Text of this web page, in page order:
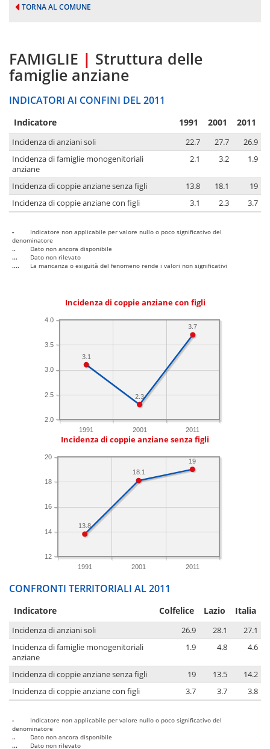
TORNA AL COMUNE
FAMIGLIE | Struttura delle
famiglie anziane
INDICATORI AI CONFINI DEL 2011
Indicatore 1991 2001 2011
Incidenza di anziani soli 22.7 27.7
26.9
Incidenza di famiglie monogenitoriali
anziane
2.1 3.2 1.9
Incidenza di coppie anziane senza figli 13.8 18.1
19
Incidenza di coppie anziane con figli
3.1 2.3 3.7
-
Indicatore non applicabile per valore nullo o poco significativo del
denominatore
..
Dato non ancora disponibile
...
Dato non rilevato
....
La mancanza o esiguità del fenomeno rende i valori non significativi
Incidenza di coppie anziane con figli
1991 2001 2011
2.0
2.5
3.0
3.5
4.0
3.7
2.3
3.1
Incidenza di coppie anziane senza figli
1991 2001 2011
12
14
16
18
20
19
18.1
13.8
CONFRONTI TERRITORIALI AL 2011
Indicatore Colfelice Lazio Italia
Incidenza di anziani soli 26.9 28.1
27.1
Incidenza di famiglie monogenitoriali
anziane
1.9 4.8 4.6
Incidenza di coppie anziane senza figli 19 13.5
14.2
Incidenza di coppie anziane con figli
3.7 3.7 3.8
-
Indicatore non applicabile per valore nullo o poco significativo del
denominatore
..
Dato non ancora disponibile
...
Dato non rilevato